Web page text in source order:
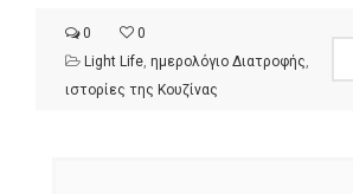
0
0
Light Life ημερολόγιο Διατροφής
ιστορίες της Κουζίνας